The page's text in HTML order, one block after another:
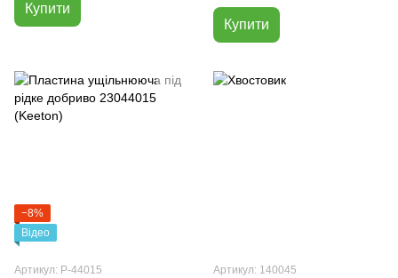
Купити
Купити
−8%
Відео
Артикул: Р-44015 Артикул: 140045